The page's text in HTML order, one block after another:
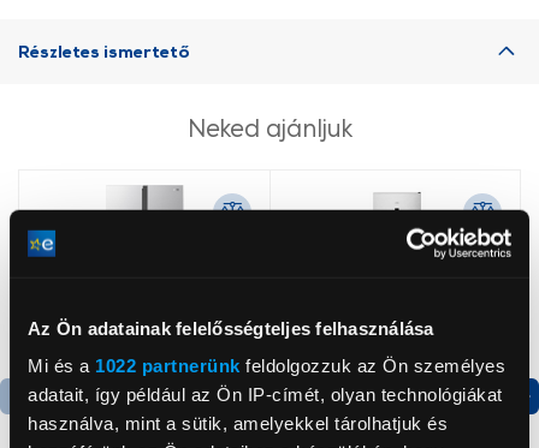
Az Ön adatainak felelősségteljes felhasználása
Mi és a 1022 partnerünk feldolgozzuk az Ön személyes
adatait, így például az Ön IP-címét, olyan technológiákat
használva, mint a sütik, amelyekkel tárolhatjuk és
Részletes ismertető
Neked ajánljuk
Termék adatlap Termék adatlap